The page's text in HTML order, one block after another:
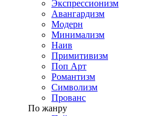
Экспрессионизм
Авангардизм
Модерн
Минимализм
Наив
Примитивизм
Поп Арт
Романтизм
Символизм
Прованс
По жанру